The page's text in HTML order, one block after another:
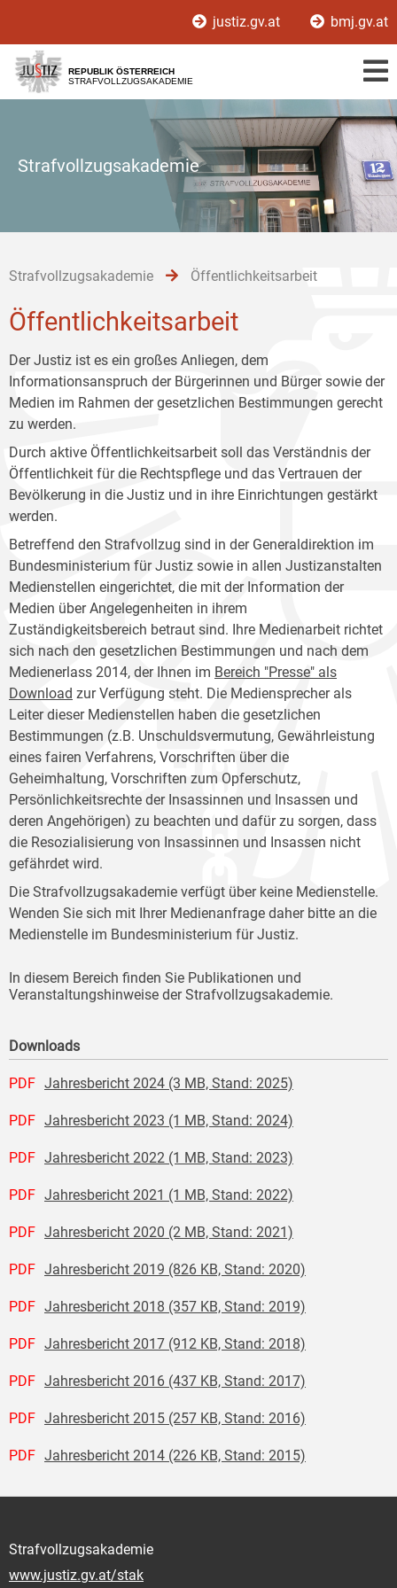
[1]
[2]
[3]
justiz.gv.at bmj.gv.at
REPUBLIK ÖSTERREICH
STRAFVOLLZUGSAKADEMIE
Strafvollzugsakademie
Strafvollzugsakademie Öffentlichkeitsarbeit
Öffentlichkeitsarbeit
Der Justiz ist es ein großes Anliegen, dem
Informationsanspruch der Bürgerinnen und Bürger sowie der
Medien im Rahmen der gesetzlichen Bestimmungen gerecht
zu werden.
Durch aktive Öffentlichkeitsarbeit soll das Verständnis der
Öffentlichkeit für die Rechtspflege und das Vertrauen der
Bevölkerung in die Justiz und in ihre Einrichtungen gestärkt
werden.
Betreffend den Strafvollzug sind in der Generaldirektion im
Bundesministerium für Justiz sowie in allen Justizanstalten
Medienstellen eingerichtet, die mit der Information der
Medien über Angelegenheiten in ihrem
Zuständigkeitsbereich betraut sind. Ihre Medienarbeit richtet
sich nach den gesetzlichen Bestimmungen und nach dem
Medienerlass 2014, der Ihnen im Bereich "Presse" als
Download zur Verfügung steht. Die Mediensprecher als
Leiter dieser Medienstellen haben die gesetzlichen
Bestimmungen (z.B. Unschuldsvermutung, Gewährleistung
eines fairen Verfahrens, Vorschriften über die
Geheimhaltung, Vorschriften zum Opferschutz,
Persönlichkeitsrechte der Insassinnen und Insassen und
deren Angehörigen) zu beachten und dafür zu sorgen, dass
die Resozialisierung von Insassinnen und Insassen nicht
gefährdet wird.
Die Strafvollzugsakademie verfügt über keine Medienstelle.
Wenden Sie sich mit Ihrer Medienanfrage daher bitte an die
Medienstelle im Bundesministerium für Justiz.
In diesem Bereich finden Sie Publikationen und
Veranstaltungshinweise der Strafvollzugsakademie.
Downloads
PDF Jahresbericht 2024 (3 MB, Stand: 2025)
PDF Jahresbericht 2023 (1 MB, Stand: 2024)
PDF Jahresbericht 2022 (1 MB, Stand: 2023)
PDF Jahresbericht 2021 (1 MB, Stand: 2022)
PDF Jahresbericht 2020 (2 MB, Stand: 2021)
PDF Jahresbericht 2019 (826 KB, Stand: 2020)
PDF Jahresbericht 2018 (357 KB, Stand: 2019)
PDF Jahresbericht 2017 (912 KB, Stand: 2018)
PDF Jahresbericht 2016 (437 KB, Stand: 2017)
PDF Jahresbericht 2015 (257 KB, Stand: 2016)
PDF Jahresbericht 2014 (226 KB, Stand: 2015)
Strafvollzugsakademie
www.justiz.gv.at/stak